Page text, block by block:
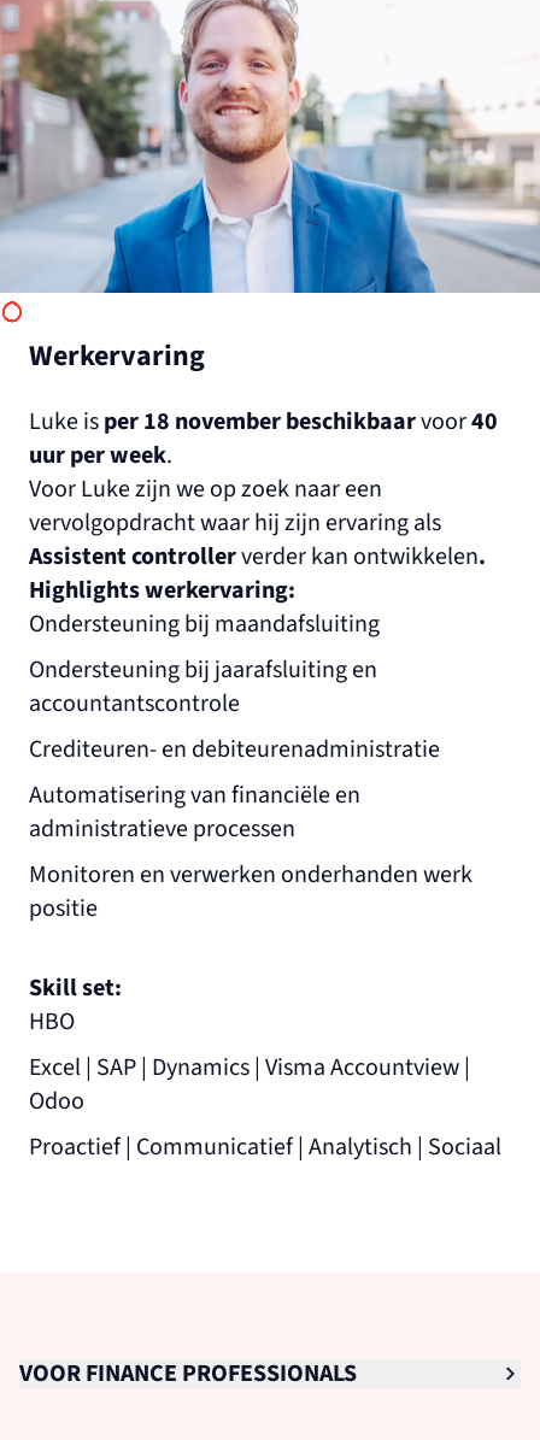
Werkervaring
Luke isper 18 november beschikbaarvoor40
uur per week.
Voor Luke zijn we op zoek naar een
vervolgopdracht waar hij zijn ervaring als
Assistent controllerverder kan ontwikkelen.
Highlights werkervaring:
Ondersteuning bij maandafsluiting
Ondersteuning bij jaarafsluiting en
accountantscontrole
Crediteuren- en debiteurenadministratie
Automatisering van financiële en
administratieve processen
Monitoren en verwerken onderhanden werk
positie
Skill set:
HBO
Excel | SAP | Dynamics | Visma Accountview |
Odoo
Proactief | Communicatief | Analytisch | Sociaal
VOOR FINANCE PROFESSIONALS